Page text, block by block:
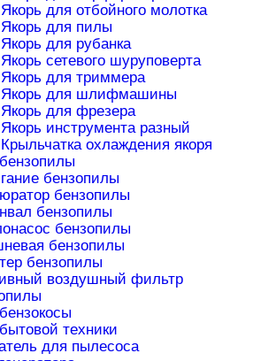
Якорь для отбойного молотка
Якорь для пилы
Якорь для рубанка
Якорь сетевого шуруповерта
Якорь для триммера
Якорь для шлифмашины
Якорь для фрезера
Якорь инструмента разный
Крыльчатка охлаждения якоря
бензопилы
бензопилы
бензопилы
бензопилы
бензопилы
бензопилы
воздушный фильтр
техники
для пылесоса